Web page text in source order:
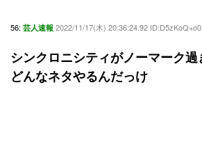
56: 芸人速報 2022/11/17(木) 20:36:24.92 ID:D5zKoQ+o0
シンクロニシティがノーマーク過
どんなネタやるんだっけ